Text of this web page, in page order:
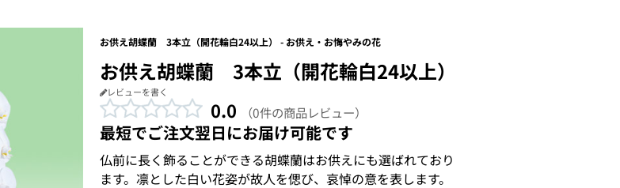
お供え胡蝶蘭 3本立（開花輪白24以上） - お供え・お悔やみの花
お供え胡蝶蘭 3本立（開花輪白24以上）
レビューを書く
0.0 （0件の商品レビュー）
最短でご注文翌日にお届け可能です
仏前に長く飾ることができる胡蝶蘭はお供えにも選ばれており
ます。凛とした白い花姿が故人を偲び、哀悼の意を表します。